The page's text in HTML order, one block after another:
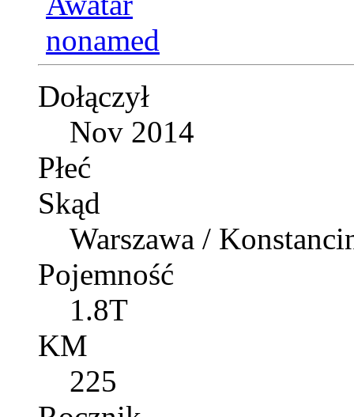
Dołączył
Nov 2014
Płeć
Skąd
Warszawa /
Pojemność
1.8T
KM
225